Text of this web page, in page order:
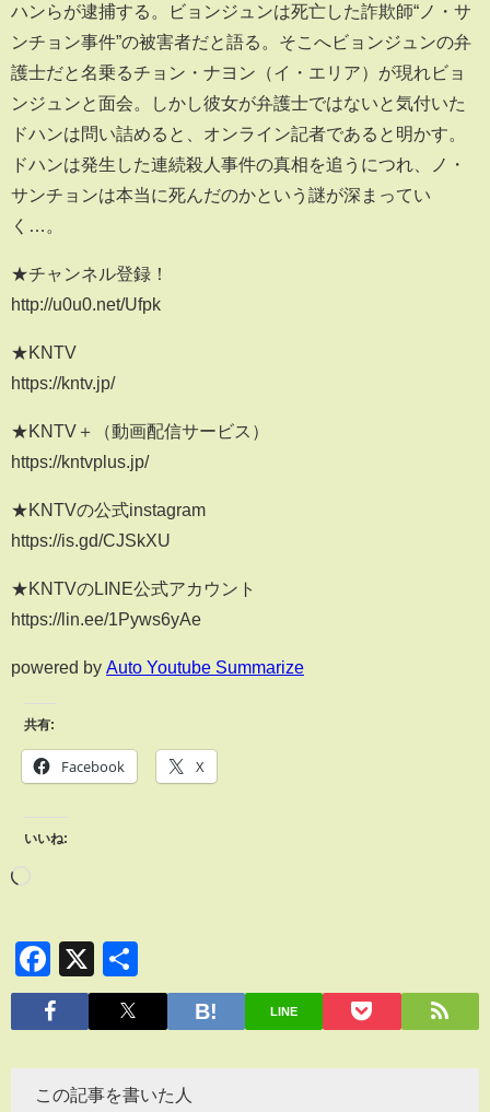
ハンらが逮捕する。ビョンジュンは死亡した詐欺師“ノ・サ
ンチョン事件”の被害者だと語る。そこへビョンジュンの弁
護士だと名乗るチョン・ナヨン（イ・エリア）が現れビョ
ンジュンと面会。しかし彼女が弁護士ではないと気付いた
ドハンは問い詰めると、オンライン記者であると明かす。
ドハンは発生した連続殺人事件の真相を追うにつれ、ノ・
サンチョンは本当に死んだのかという謎が深まってい
く…。
★チャンネル登録！
http://u0u0.net/Ufpk
★KNTV
https://kntv.jp/
★KNTV＋（動画配信サービス）
https://kntvplus.jp/
★KNTVの公式instagram
https://is.gd/CJSkXU
★KNTVのLINE公式アカウント
https://lin.ee/1Pyws6yAe
powered by Auto Youtube Summarize
共有:
Facebook X
いいね:
Facebook
X
有
LINE
この記事を書いた人